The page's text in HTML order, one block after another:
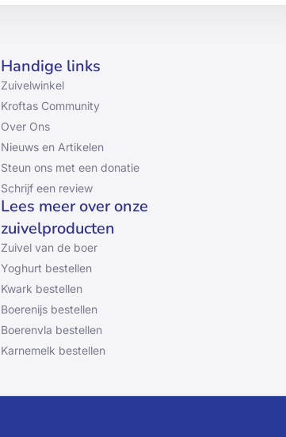
Handige links
Zuivelwinkel
Kroftas Community
Over Ons
Nieuws en Artikelen
Steun ons met een donatie
Schrijf een review
Lees meer over onze
zuivelproducten
Zuivel van de boer
Yoghurt bestellen
Kwark bestellen
Boerenijs bestellen
Boerenvla bestellen
Karnemelk bestellen